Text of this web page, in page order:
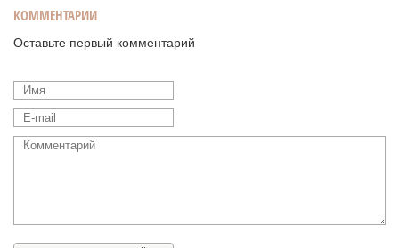
КОММЕНТАРИИ
Оставьте первый комментарий